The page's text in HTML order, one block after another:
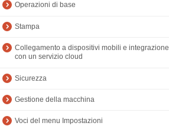
Operazioni di base
Stampa
Collegamento a dispositivi mobili e integrazione
con un servizio cloud
Sicurezza
Gestione della macchina
Voci del menu Impostazioni